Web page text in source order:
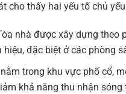
cho thấy hai yếu tố chủ
nhà được xây dựng
đặc biệt ở các phòng
trong khu vực phố cổ,
khả năng thu nhận